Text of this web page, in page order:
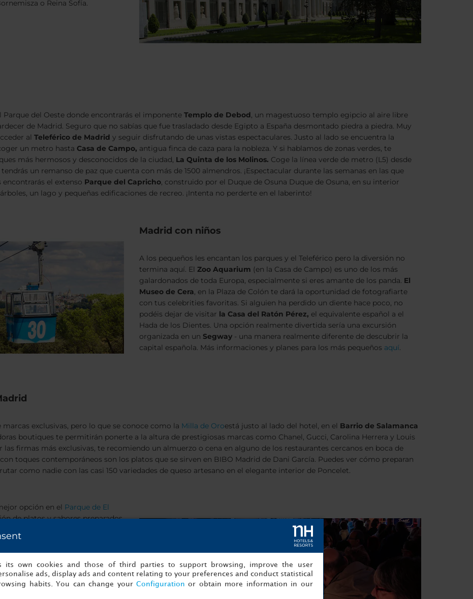
o Reina Sofía.
del Oeste donde encontrarás el imponente Templo de Debod, un magestuoso templo egipcio al aire libre
de Madrid. Seguro que no sabías que fue trasladado desde Egipto a España desmontado piedra a piedra. Muy
al Teleférico de Madrid y seguir disfrutando de unas vistas espectaculares. Justo al lado se encuentra la
un metro hasta Casa de Campo, antigua finca de caza para la nobleza. Y si hablamos de zonas verdes, te
más hermosos y desconocidos de la ciudad, La Quinta de los Molinos. Coge la línea verde de metro (L5) desde
un remanso de paz que cuenta con más de 1500 almendros. ¡Espectacular durante las semanas en las que
el extenso Parque del Capricho, construido por el Duque de Osuna Duque de Osuna, en su interior
un lago y pequeñas edificaciones de recreo. ¡Intenta no perderte en el laberinto!
Madrid con niños
A los pequeños les encantan los parques y el Teleférico pero la diversión no
termina aquí. El Zoo Aquarium (en la Casa de Campo) es uno de los más
galardonados de toda Europa, especialmente si eres amante de los panda. El
Museo de Cera, en la Plaza de Colón te dará la oportunidad de fotografiarte
con tus celebrities favoritas. Si alguien ha perdido un diente hace poco, no
podéis dejar de visitar la Casa del Ratón Pérez, el equivalente español a el
Hada de los Dientes. Una opción realmente divertida sería una excursión
organizada en un Segway - una manera realmente diferente de descubrir la
capital española. Más informaciones y planes para los más pequeños aquí.
exclusivas, pero lo que se conoce como la Milla de Oroestá justo al lado del hotel, en el Barrio de Salamanca
boutiques te permitirán ponerte a la altura de prestigiosas marcas como Chanel, Gucci, Carolina Herrera y Louis
firmas más exclusivas, te recomiendo un almuerzo o cena en alguno de los restaurantes cercanos en boca de
toques contemporáneos son los platos que se sirven en BIBO Madrid de Dani García. Puedes ver cómo preparan
como nadie con las casi 150 variedades de queso artesano en el elegante interior de Poncelet.
opción en el Parque de El
de platos y sabores preparados
y sus actuaciones en directo y
Salmón Gurú, un gastro-bar
la noche en el Bogui Jazz, en
en directo de música chill-
its own cookies and those of third parties to support browsing, improve the user
ads, display ads and content relating to your preferences and conduct statistical
habits. You can change your Configuration or obtain more information in our